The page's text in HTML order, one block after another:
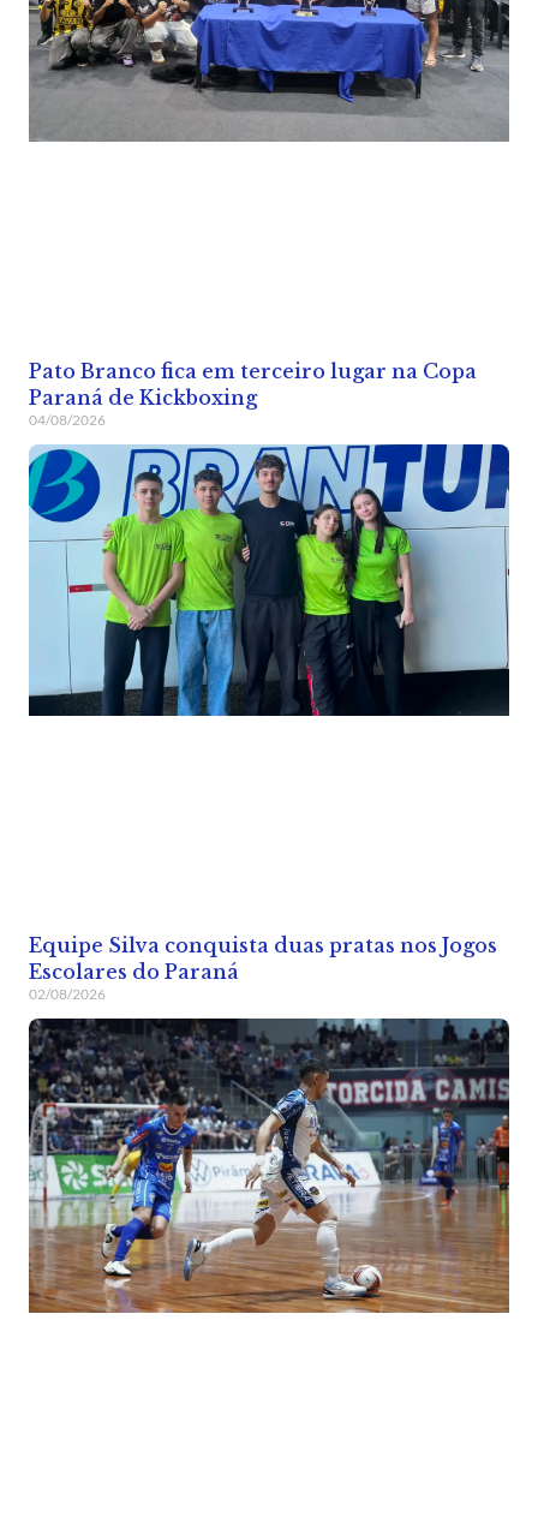
Pato Branco fica em terceiro lugar na Copa
Paraná de Kickboxing
04/08/2026
Equipe Silva conquista duas pratas nos Jogos
Escolares do Paraná
02/08/2026